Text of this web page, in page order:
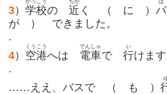
3）学校の近 く （ に ）
が ） できました。
.
4） 空港
くうこう
へは 電車
でんしゃ
で行
い
けます
.
……ええ、バスで （ も ）